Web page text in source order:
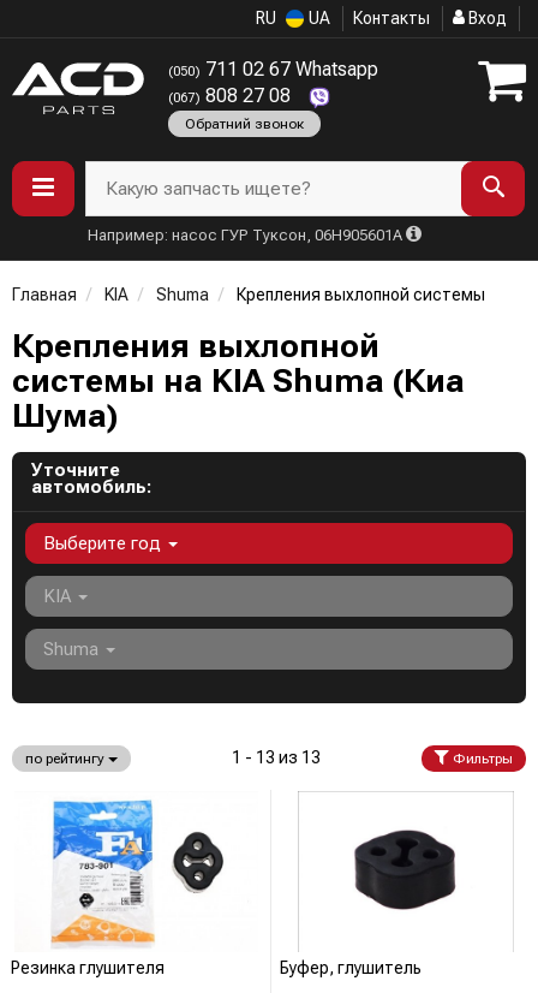
RU UA Контакты Вход
(050) 711 02 67 Whatsapp
(067) 808 27 08
Обратний звонок
Какую запчасть ищете?
Например: насос ГУР Туксон, 06H905601A
Главная KIA Shuma Крепления выхлопной системы
Крепления выхлопной
системы на KIA Shuma (Киа
Шума)
Уточните
автомобиль:
Выберите год
KIA
Shuma
по рейтингу 1 - 13 из 13 Фильтры
Резинка глушителя Буфер, глушитель